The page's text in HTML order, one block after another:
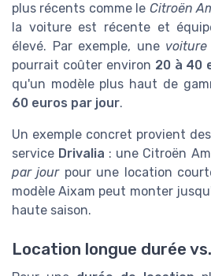
plus récents comme le Citroën
la voiture est récente et
élevé. Par exemple, une
pourrait coûter environ 20 à 40
qu'un modèle plus haut de
60 euros par jour.
Un exemple concret provient
service Drivalia : une Citroën
par jourpour une location
modèle Aixam peut monter
haute saison.
Location longue durée